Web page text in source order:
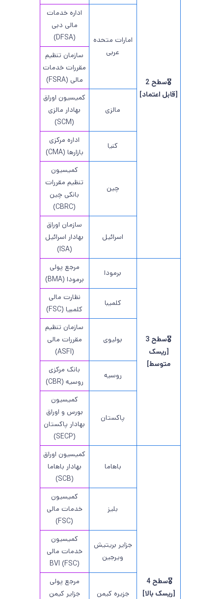
🎖️سطح 2
[قابل اعتماد]
امارات متحده
عربی
اداره خدمات
مالی دبی
(DFSA)
سازمان تنظیم
مقررات خدمات
مالی (FSRA)
مالزی
کمیسیون اوراق
بهادار مالزی
(SCM)
کنیا
اداره مرکزی
بازارها (CMA)
چین
کمیسیون
تنظیم مقررات
بانکی چین
(CBRC)
اسرائیل
سازمان اوراق
بهادار اسرائیل
(ISA)
🎖️سطح 3
[ریسک
متوسط]
برمودا
مرجع پولی
برمودا (BMA)
کلمیبا
نظارت مالی
کلمبیا (FSC)
بولیوی
سازمان تنظیم
مقررات مالی
(ASFI)
روسیه
بانک مرکزی
روسیه (CBR)
پاکستان
کمیسیون
بورس و اوراق
بهادار پاکستان
(SECP)
[ریسک بالا]
باهاما
کمیسیون اوراق
بهادار باهاما
(SCB)
بلیز
کمیسیون
خدمات مالی
(FSC)
جزایر بریتیش
ویرجین
کمیسیون
خدمات مالی
BVI (FSC)
جزیره کیمن
مرجع پولی
جزایر کیمن